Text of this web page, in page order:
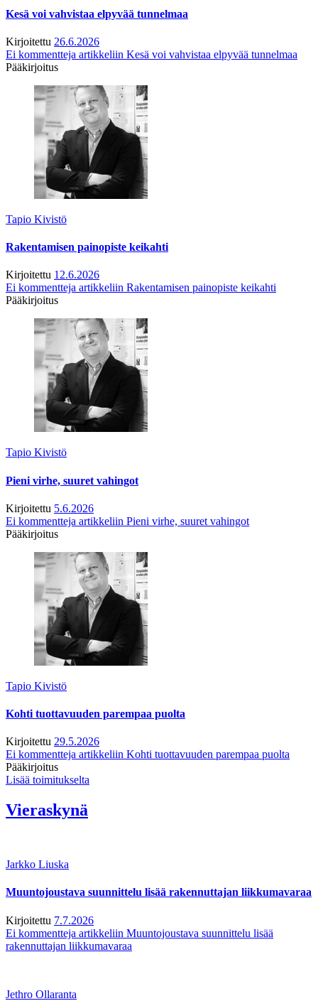
Kesä voi vahvistaa elpyvää tunnelmaa
Kirjoitettu 26.6.2026
Ei kommentteja artikkeliin Kesä voi vahvistaa elpyvää tunnelmaa
Pääkirjoitus
Tapio Kivistö
Rakentamisen painopiste keikahti
Kirjoitettu 12.6.2026
Ei kommentteja artikkeliin Rakentamisen painopiste keikahti
Pääkirjoitus
Tapio Kivistö
Pieni virhe, suuret vahingot
Kirjoitettu 5.6.2026
Ei kommentteja artikkeliin Pieni virhe, suuret vahingot
Pääkirjoitus
Tapio Kivistö
Kohti tuottavuuden parempaa puolta
Kirjoitettu 29.5.2026
Ei kommentteja artikkeliin Kohti tuottavuuden parempaa puolta
Pääkirjoitus
Lisää toimitukselta
Vieraskynä
Jarkko Liuska
Muuntojoustava suunnittelu lisää rakennuttajan liikkumavaraa
Kirjoitettu 7.7.2026
Ei kommentteja artikkeliin Muuntojoustava suunnittelu lisää
rakennuttajan liikkumavaraa
Jethro Ollaranta